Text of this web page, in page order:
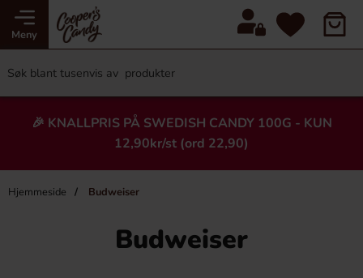
Meny
🎉 KNALLPRIS PÅ SWEDISH CANDY 100G - KUN
12,90kr/st (ord 22,90)
Hjemmeside Budweiser
Budweiser